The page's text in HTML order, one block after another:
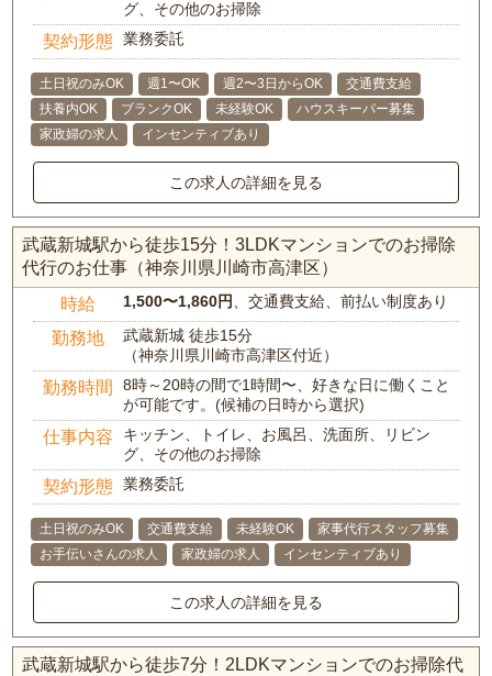
グ、その他のお掃除
契約形態 業務委託
土日祝のみOK 週1〜OK 週2〜3日からOK
交通費支給
扶養内OK
ブランクOK 未経験OK
ハウスキーパー募集
家政婦の求人
インセンティブあり
この求人の詳細を見る
武蔵新城駅から徒歩15分！3LDKマンションでのお掃除
代行のお仕事（神奈川県川崎市高津区）
時給 1,500〜1,860円、交通費支給、前払い制度あり
勤務地
武蔵新城 徒歩15分
（神奈川県川崎市高津区付近）
勤務時間
8時～20時の間で1時間〜、好きな日に働くこと
が可能です。(候補の日時から選択)
仕事内容
キッチン、トイレ、お風呂、洗面所、リビン
グ、その他のお掃除
契約形態 業務委託
土日祝のみOK 交通費支給 未経験OK
家事代行スタッフ募集
お手伝いさんの求人
家政婦の求人 インセンティブあり
この求人の詳細を見る
武蔵新城駅から徒歩7分！2LDKマンションでのお掃除代